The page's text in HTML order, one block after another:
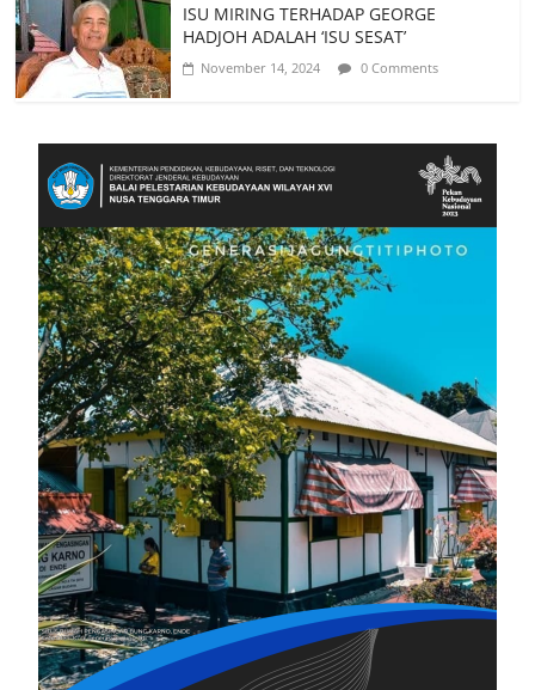
ISU MIRING TERHADAP GEORGE
HADJOH ADALAH ‘ISU SESAT’
November 14, 2024 0 Comments